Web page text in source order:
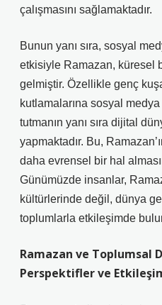
çalışmasını sağlamaktadır.
Bunun yanı sıra, sosyal
etkisiyle Ramazan, küresel
gelmiştir. Özellikle genç
kutlamalarına sosyal
tutmanın yanı sıra dijital
yapmaktadır. Bu,
daha evrensel bir hal
Günümüzde insanlar,
kültürlerinde değil, dünya
toplumlarla etkileşimde
Ramazan ve Toplumsal
Perspektifler ve